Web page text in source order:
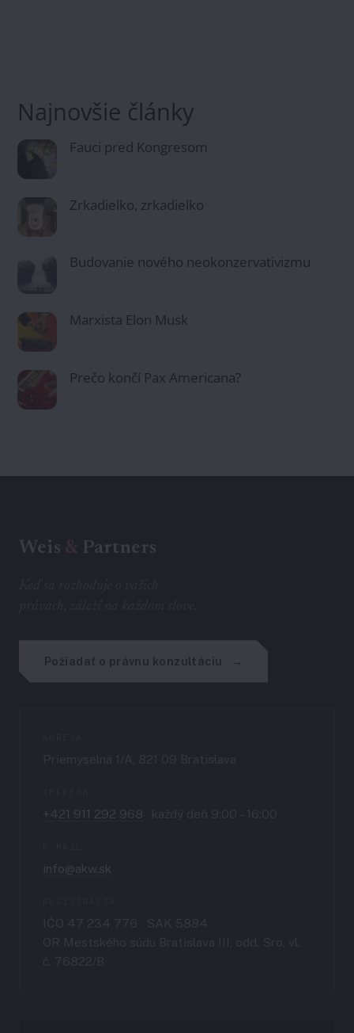
Najnovšie články
Fauci pred Kongresom
Zrkadielko, zrkadielko
Budovanie nového neokonzervativizmu
Marxista Elon Musk
Prečo končí Pax Americana?
Weis Partners
Požiadať o právnu konzultáciu
+421 911 292 968
info@akw.sk